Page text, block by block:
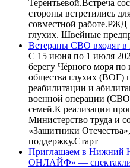
Терентьевой.Встреча
стороны встретились
совместной
глухих. Швейные
Ветераны СВО входят в
С 15 июня по 1 июля
берегу Чёрного моря по
общества глухих (ВОГ)
реабилитации и
военной операции
семей.К реализации
Министерство труда и
«Защитники
поддержку.Старт
Приглашаем в Нижний
ОНЛАЙФ» — спектакли